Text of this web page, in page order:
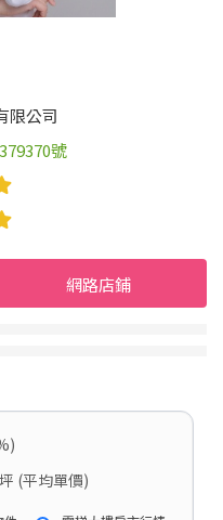
限公司
號
網路店鋪
(平均單價)